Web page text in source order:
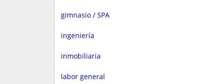
gimnasio / SPA
ingeniería
inmobiliaria
labor general